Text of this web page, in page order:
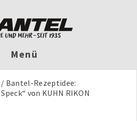
Menü
Bantel-Rezeptidee:
von KUHN RIKON